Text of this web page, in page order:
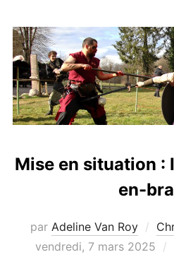
Mise en situation :
en-
par Adeline Van Roy
vendredi, 7 mars 2025